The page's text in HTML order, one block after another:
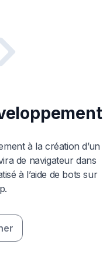
à la création d’un
de navigateur dans
à l’aide de bots sur